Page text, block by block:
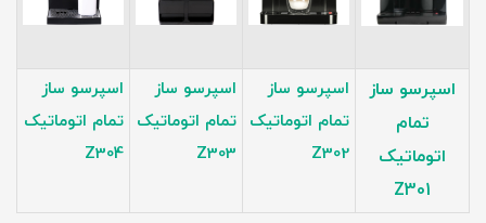
اسپرسو ساز
تمام
اتوماتیک
Z301
اسپرسو ساز
تمام اتوماتیک
Z302
اسپرسو ساز
تمام اتوماتیک
Z303
اسپرسو ساز
تمام اتوماتیک
Z304